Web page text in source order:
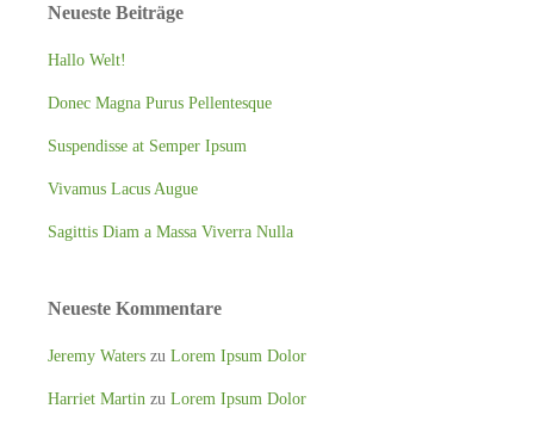
Neueste Beiträge
Hallo Welt!
Donec Magna Purus Pellentesque
Suspendisse at Semper Ipsum
Vivamus Lacus Augue
Sagittis Diam a Massa Viverra Nulla
Neueste Kommentare
Jeremy Waterszu Lorem Ipsum Dolor
Harriet Martin zu Lorem Ipsum Dolor